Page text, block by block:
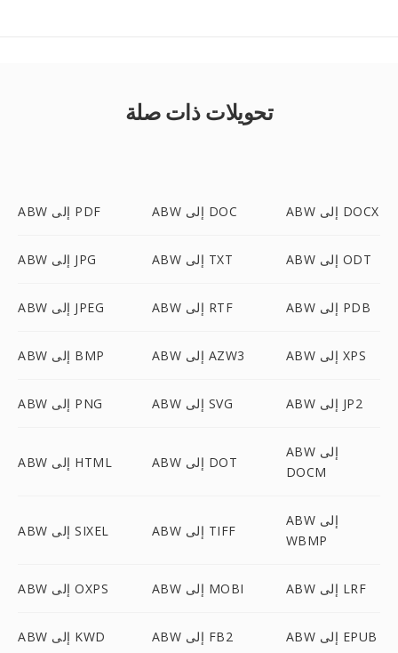
تحويلات ذات صلة
ABW إلى PDF ABW إلى DOC ABW إلى DOCX
ABW إلى JPG ABW إلى TXT ABW إلى ODT
ABW إلى JPEG ABW إلى RTF ABW إلى PDB
ABW إلى BMP ABW إلى AZW3 ABW إلى XPS
ABW إلى PNG ABW إلى SVG ABW إلى JP2
ABW إلى HTML ABW إلى DOT
ABW إلى
DOCM
ABW إلى SIXEL ABW إلى TIFF
ABW إلى
WBMP
ABW إلى OXPS ABW إلى MOBI ABW إلى LRF
ABW إلى KWD ABW إلى FB2 ABW إلى EPUB